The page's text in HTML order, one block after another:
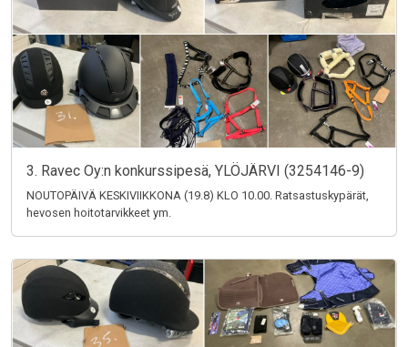
3. Ravec Oy:n konkurssipesä, YLÖJÄRVI (3254146-9)
NOUTOPÄIVÄ KESKIVIIKKONA (19.8) KLO 10.00. Ratsastuskypärät,
hevosen hoitotarvikkeet ym.